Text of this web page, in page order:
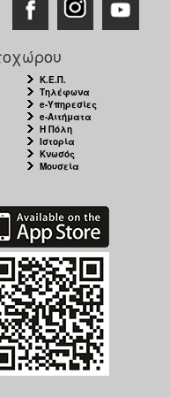
Κ.Ε.Π.
Τηλέφωνα
e-Υπηρεσίες
e-Αιτήματα
Η Πόλη
Ιστορία
Κνωσός
Μουσεία